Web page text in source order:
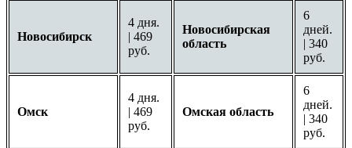
Новосибирск
4 дня.
| 469
руб.
Новосибирская
область
6
дней.
| 340
руб.
Омск
4 дня.
| 469
руб.
Омская область
6
дней.
| 340
руб.